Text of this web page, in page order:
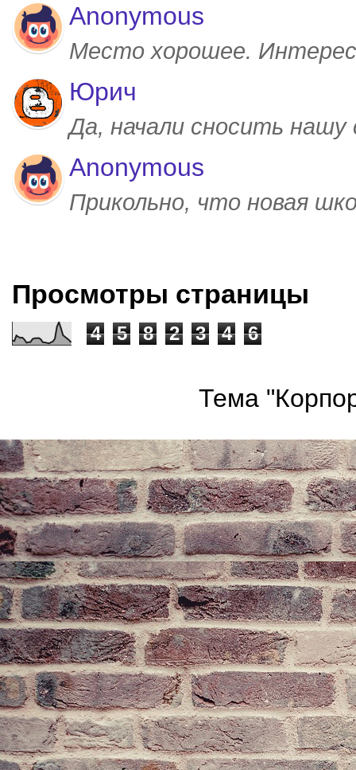
Anonymous
Место хорошее.
Юрич
Да, начали сносить
Anonymous
Прикольно, что новая
Просмотры страницы
4 5 8 2 3 4 6
Тема